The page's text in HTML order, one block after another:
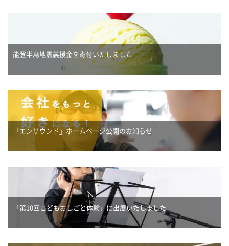
能登半島地震義援金を寄付いたしました
「エンサウンド」ホームページ公開のお知らせ
「第10回こどもおしごと体験」に出展いたしました